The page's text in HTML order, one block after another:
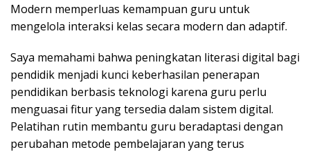
Modern memperluas kemampuan guru untuk
mengelola interaksi kelas secara modern dan adaptif.
Saya memahami bahwa peningkatan literasi digital bagi
pendidik menjadi kunci keberhasilan penerapan
pendidikan berbasis teknologi karena guru perlu
menguasai fitur yang tersedia dalam sistem digital.
Pelatihan rutin membantu guru beradaptasi dengan
perubahan metode pembelajaran yang terus